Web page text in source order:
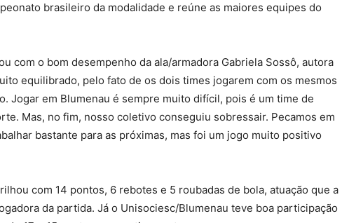
brasileiro da modalidade e reúne as maiores equipes do
com o bom desempenho da ala/armadora Gabriela Sossô, autora
equilibrado, pelo fato de os dois times jogarem com os mesmos
Jogar em Blumenau é sempre muito difícil, pois é um time de
Mas, no fim, nosso coletivo conseguiu sobressair. Pecamos em
bastante para as próximas, mas foi um jogo muito positivo
com 14 pontos, 6 rebotes e 5 roubadas de bola, atuação que a
da partida. Já o Unisociesc/Blumenau teve boa participação